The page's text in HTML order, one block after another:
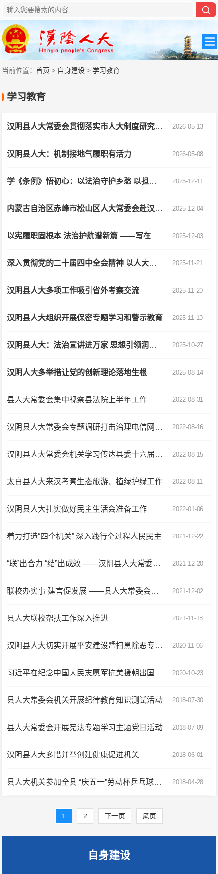
当前位置：首页 > 自身建设 >学习教育
学习教育
汉阴县人大常委会贯彻落实市人大制度研究会会议精神 2026-05-13
汉阴县人大：机制接地气履职有活力 2026-05-08
学《条例》悟初心：以法治守护乡愁 以担当赋能发展 2025-12-11
内蒙古自治区赤峰市松山区人大常委会赴汉阴县 考察交流 2025-12-04
以宪履职固根本 法治护航谱新篇 ——写在第八个“宪法宣传周”、第十二个国家宪法日之际 2025-12-03
深入贯彻党的二十届四中全会精神 以人大履职实效为高质量发展赋能护航 2025-11-21
汉阴县人大多项工作吸引省外考察交流 2025-11-20
汉阴县人大组织开展保密专题学习和警示教育 2025-11-10
汉阴县人大：法治宣讲进万家 思想引领润民心 2025-10-27
汉阴人大多举措让党的创新理论落地生根 2025-08-14
县人大常委会集中视察县法院上半年工作 2022-08-31
汉阴县人大常委会专题调研打击治理电信网络新型违法犯罪工作情况 2022-08-16
汉阴县人大常委会机关学习传达县委十六届五次全会精神 2022-08-15
太白县人大来汉考察生态旅游、植绿护绿工作 2022-08-11
汉阴县人大扎实做好民主生活会准备工作 2022-01-06
着力打造“四个机关” 深入践行全过程人民民主 2021-12-22
“联”出合力 “结”出成效 ——汉阴县人大常委会机关2021年联校帮扶工作速写 2021-12-20
联校办实事 建言促发展 ——县人大常委会机关联校帮扶工作小记 2021-12-02
县人大联校帮扶工作深入推进 2021-11-18
汉阴县人大切实开展平安建设暨扫黑除恶专项斗争宣传 2020-11-06
习近平在纪念中国人民志愿军抗美援朝出国作战70周年大会上的讲话 2020-10-23
县人大常委会机关开展纪律教育知识测试活动 2018-07-30
县人大常委会开展宪法专题学习主题党日活动 2018-07-09
汉阴县人大多措并举创建健康促进机关 2018-06-01
县人大机关参加全县 “庆五一”劳动杯乒乓球比赛获佳绩 2018-04-28
1 2 下一页 尾页
自身建设